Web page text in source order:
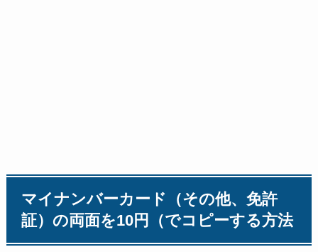
マイナンバーカード（その他、免許
証）の両面を10円（でコピーする方法